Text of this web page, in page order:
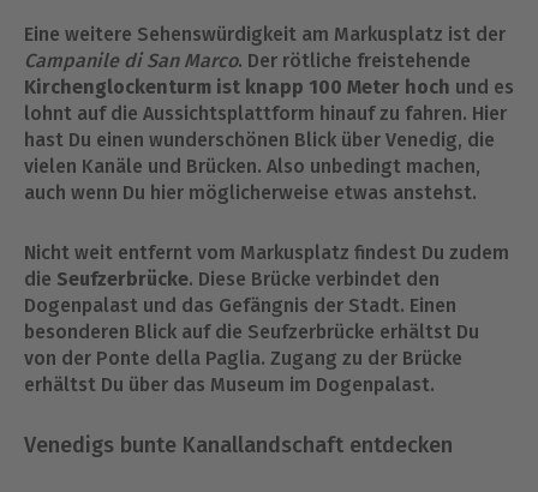
Eine weitere Sehenswürdigkeit am Markusplatz ist der
Campanile di San Marco. Der rötliche freistehende
Kirchenglockenturm ist knapp 100 Meter hoch und es
lohnt auf die Aussichtsplattform hinauf zu fahren. Hier
hast Du einen wunderschönen Blick über Venedig, die
vielen Kanäle und Brücken. Also unbedingt machen,
auch wenn Du hier möglicherweise etwas anstehst.
Nicht weit entfernt vom Markusplatz findest Du zudem
die Seufzerbrücke. Diese Brücke verbindet den
Dogenpalast und das Gefängnis der Stadt. Einen
besonderen Blick auf die Seufzerbrücke erhältst Du
von der Ponte della Paglia. Zugang zu der Brücke
erhältst Du über das Museum im Dogenpalast.
Venedigs bunte Kanallandschaft entdecken